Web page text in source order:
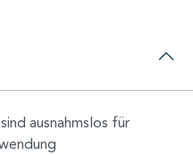
ausnahmslos für